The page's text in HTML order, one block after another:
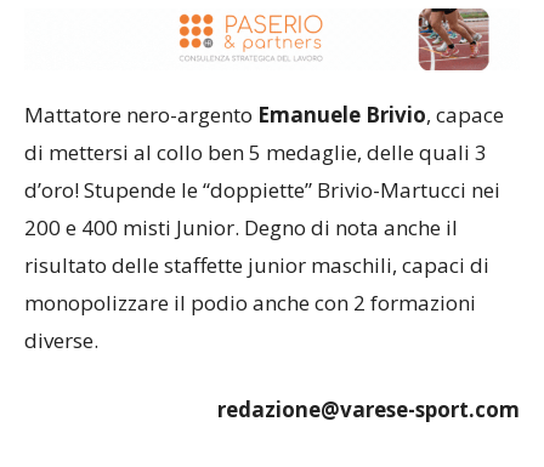
Mattatore nero-argento Emanuele Brivio, capace
di mettersi al collo ben 5 medaglie, delle quali 3
d’oro! Stupende le “doppiette” Brivio-Martucci nei
200 e 400 misti Junior. Degno di nota anche il
risultato delle staffette junior maschili, capaci di
monopolizzare il podio anche con 2 formazioni
diverse.
redazione@varese-sport.com